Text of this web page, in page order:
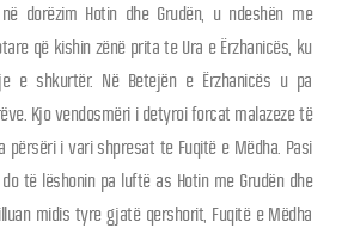
dorëzim Hotin dhe Grudën, u ndeshën me
që kishin zënë prita te Ura e Ërzhanicës, ku
e shkurtër. Në Betejën e Ërzhanicës u pa
Kjo vendosmëri i detyroi forcat malazeze të
përsëri i vari shpresat te Fuqitë e Mëdha. Pasi
të lëshonin pa luftë as Hotin me Grudën dhe
midis tyre gjatë qershorit, Fuqitë e Mëdha